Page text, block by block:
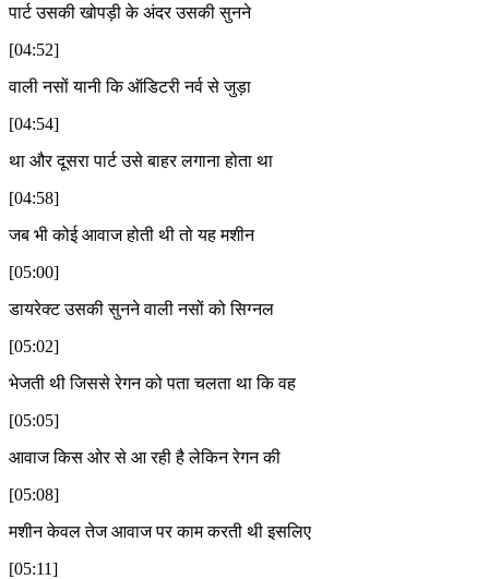
पार्ट उसकी खोपड़ी के अंदर उसकी सुनने
[04:52]
वाली नसों यानी कि ऑडिटरी नर्व से जुड़ा
[04:54]
था और दूसरा पार्ट उसे बाहर लगाना होता था
[04:58]
जब भी कोई आवाज होती थी तो यह मशीन
[05:00]
डायरेक्ट उसकी सुनने वाली नसों को सिग्नल
[05:02]
भेजती थी जिससे रेगन को पता चलता था कि वह
[05:05]
आवाज किस ओर से आ रही है लेकिन रेगन की
[05:08]
मशीन केवल तेज आवाज पर काम करती थी इसलिए
[05:11]